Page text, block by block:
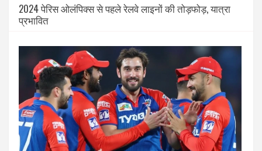
2024 पेरिस ओलंपिक्स से पहले रेलवे लाइनों की तोड़फोड़, यात्रा
प्रभावित